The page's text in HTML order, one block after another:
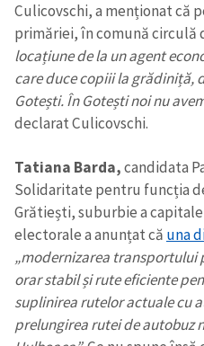
Culicovschi, a menționat că
primăriei, în comună circulă
locațiune de la un agent
care duce copiii la grădiniță,
Gotești. În Gotești noi nu
declarat Culicovschi.
Tatiana Barda,candidata
Solidaritate pentru funcția
Grătiești, suburbie a
electorale a anunțat că una
„modernizarea transportului
orar stabil și rute eficiente
suplinirea rutelor actuale cu
prelungirea rutei de autobuz